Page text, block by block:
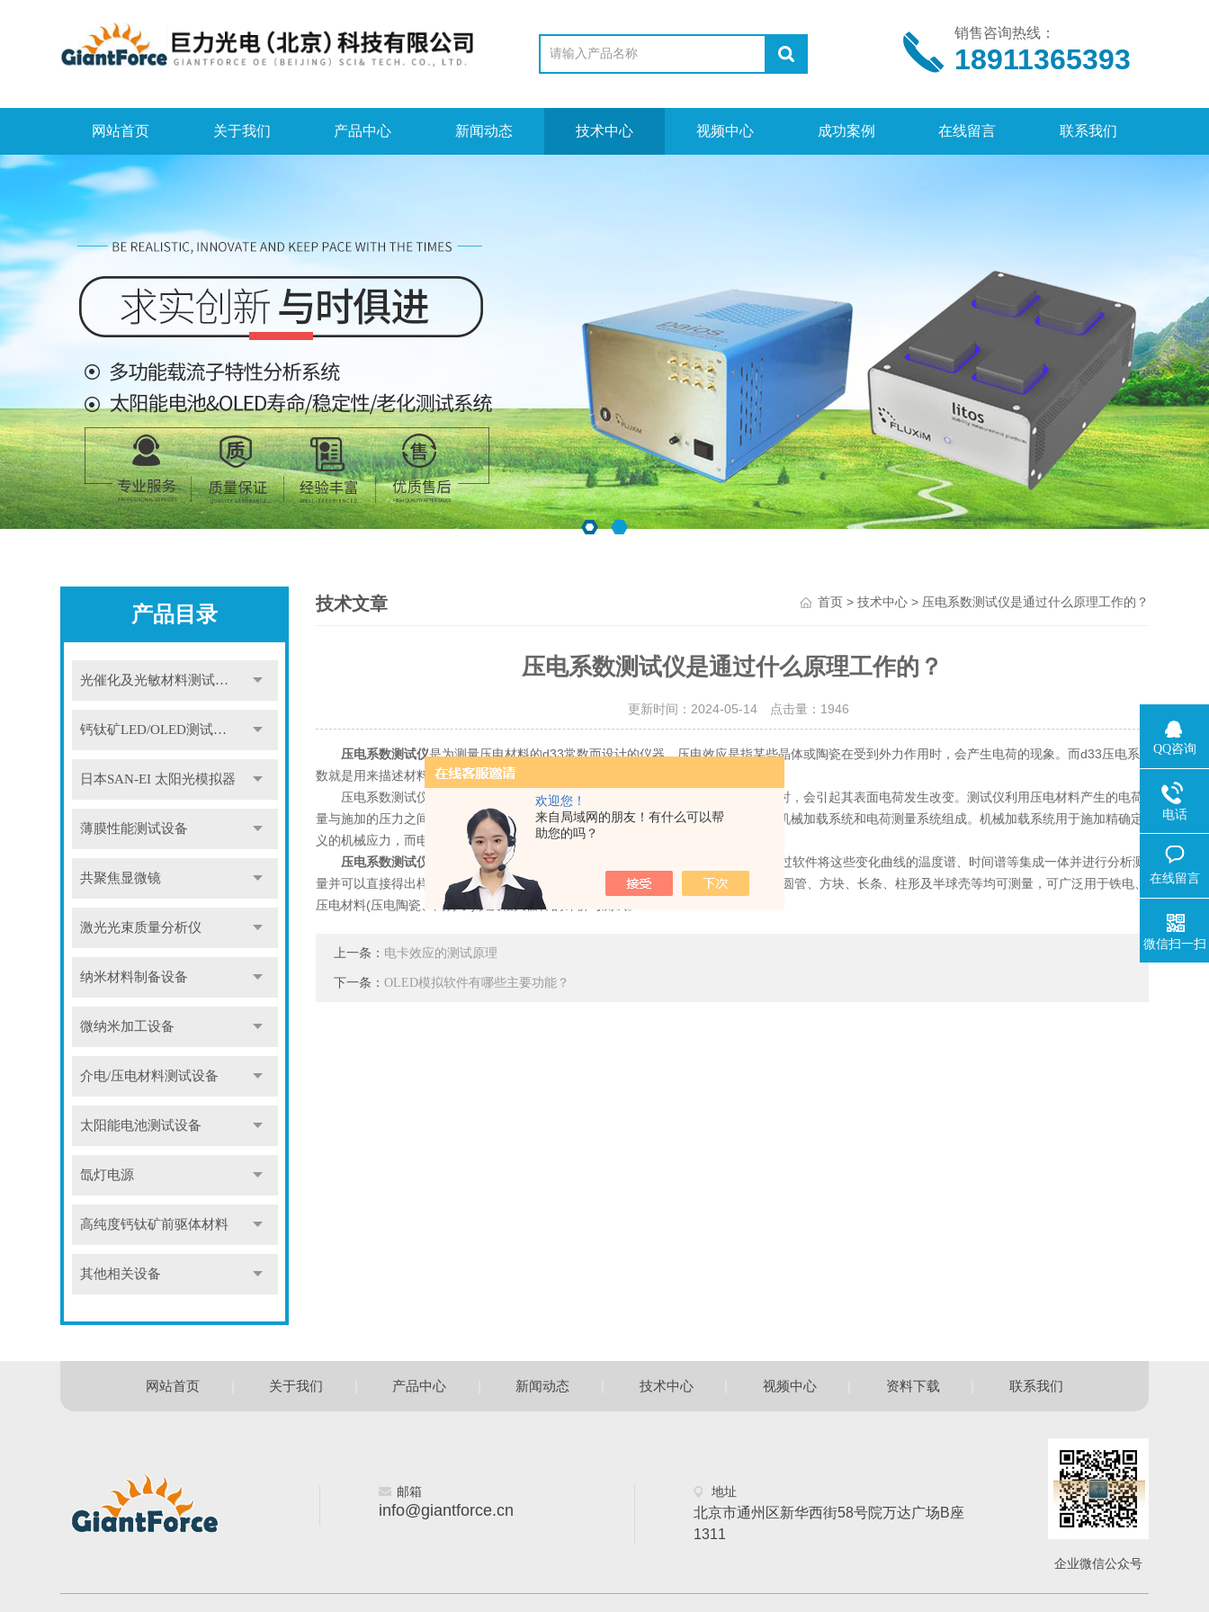
欢迎您！
来自局域网的朋友！有什么可以帮
助您的吗？
销售咨询热线：
18911365393
网站首页 关于我们 产品中心 新闻动态 技术中心 视频中心 成功案例 在线留言 联系我们
产品目录
光催化及光敏材料测试设备
钙钛矿LED/OLED测试设备
日本SAN-EI 太阳光模拟器
薄膜性能测试设备
共聚焦显微镜
激光光束质量分析仪
纳米材料制备设备
微纳米加工设备
介电/压电材料测试设备
太阳能电池测试设备
氙灯电源
高纯度钙钛矿前驱体材料
其他相关设备
技术文章 首页> 技术中心> 压电系数测试仪是通过什么原理工作的？
压电系数测试仪是通过什么原理工作的？
更新时间：2024-05-14 点击量： 1946
压电系数测试仪是为测量压电材料的d33常数而设计的仪器，压电效应是指某些晶体或陶瓷在受到外力作用时，会产生电荷的现象。而d33压电系
数就是用来描述材料受到力作用时，产生电荷的程度的指标。
压电系数测试仪的工作原理基于压电效应。当施加外力(压力)作用在压电材料上时，会引起其表面电荷发生改变。测试仪利用压电材料产生的电荷
量与施加的压力之间的关系，来测量材料的压电系数d33。通常，压电系数测试仪由机械加载系统和电荷测量系统组成。机械加载系统用于施加精确定
义的机械应力，而电荷测量系统则用于测量材料在受到机械应力时产生的电荷量。
压电系数测试仪
可以分析被测样品D33常数随温度、频率、时间变化的曲线。通过软件将这些变化曲线的温度谱、时间谱等集成一体并进行分析测
量并可以直接得出样品的压电温谱图。对试样大小及形状无特殊要求，圆片、圆环、圆管、方块、长条、柱形及半球壳等均可测量，可广泛用于铁电、
压电材料(压电陶瓷、高分子)以及相关器件的评价与测试。
上一条： 电卡效应的测试原理
下一条：OLED模拟软件有哪些主要功能？
网站首页 关于我们 产品中心 新闻动态 技术中心 视频中心 资料下载 联系我们
邮箱
info@giantforce.cn
地址
北京市通州区新华西街58号院万达广场B座
1311
企业微信公众号
QQ咨询
电话
在线留言
微信扫一扫